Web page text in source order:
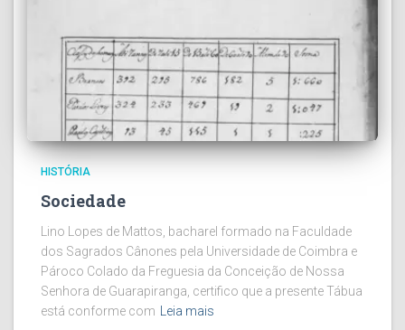
HISTÓRIA
Sociedade
Lino Lopes de Mattos, bacharel formado na Faculdade
dos Sagrados Cânones pela Universidade de Coimbra e
Pároco Colado da Freguesia da Conceição de Nossa
Senhora de Guarapiranga, certifico que a presente Tábua
está conforme com
Leia mais